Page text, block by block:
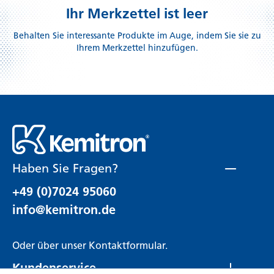
Ihr Merkzettel ist leer
Behalten Sie interessante Produkte im Auge, indem Sie sie zu
Ihrem Merkzettel hinzufügen.
Haben Sie Fragen?
+49 (0)7024 95060
info@kemitron.de
Oder über unser Kontaktformular.
Kundenservice